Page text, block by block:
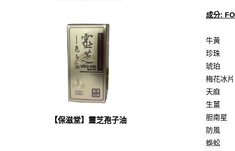
【保滋堂】靈芝孢子油
成分:
牛黃
珍珠
琥珀
梅花冰片
天麻
生薑
胆南星
防風
蜈蚣